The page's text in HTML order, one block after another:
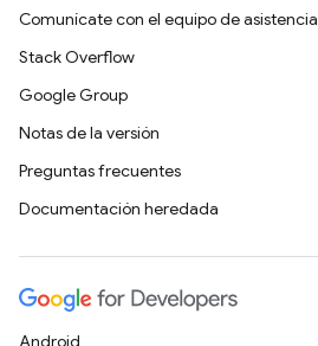
Comunícate con el equipo de asistencia
Stack Overflow
Google Group
Notas de la versión
Preguntas frecuentes
Documentación heredada
Android